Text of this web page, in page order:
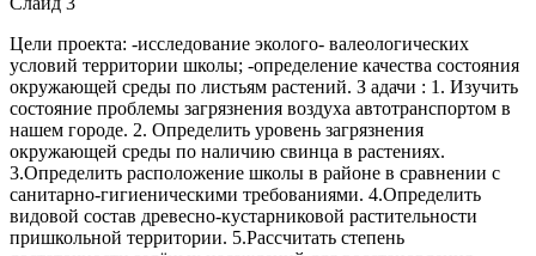
Цели проекта: -исследование эколого- валеологических
условий территории школы; -определение качества состояния
окружающей среды по листьям растений. З адачи : 1. Изучить
состояние проблемы загрязнения воздуха автотранспортом в
нашем городе. 2. Определить уровень загрязнения
окружающей среды по наличию свинца в растениях.
3.Определить расположение школы в районе в сравнении с
санитарно-гигиеническими требованиями. 4.Определить
видовой состав древесно-кустарниковой растительности
пришкольной территории. 5.Рассчитать степень